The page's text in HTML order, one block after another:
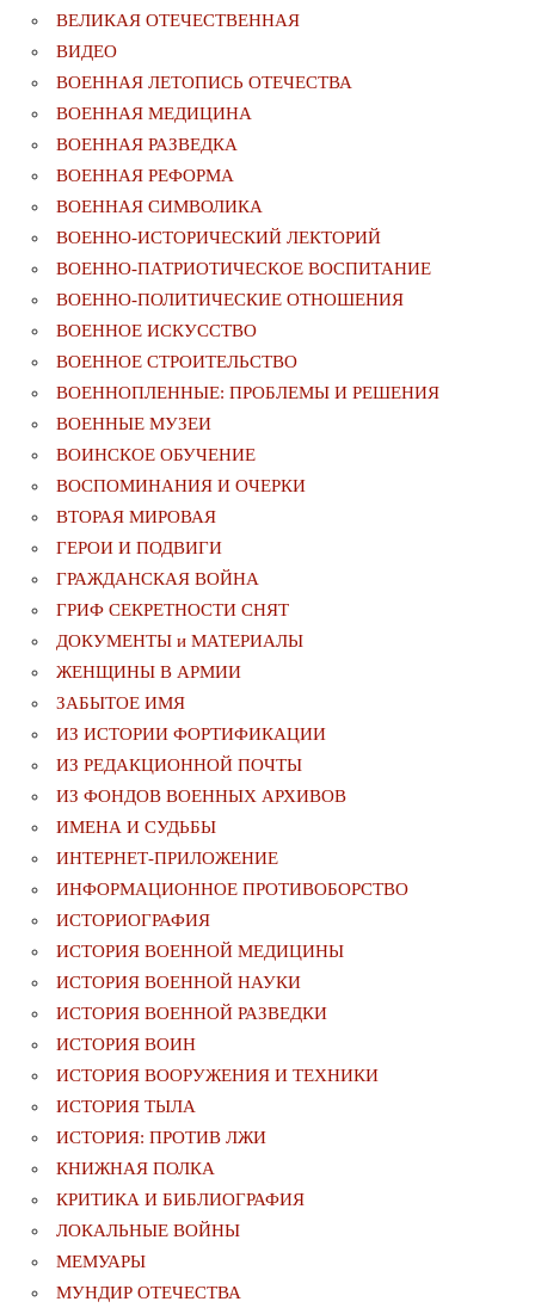
ВЕЛИКАЯ ОТЕЧЕСТВЕННАЯ
ВИДЕО
ВОЕННАЯ ЛЕТОПИСЬ ОТЕЧЕСТВА
ВОЕННАЯ МЕДИЦИНА
ВОЕННАЯ РАЗВЕДКА
ВОЕННАЯ РЕФОРМА
ВОЕННАЯ СИМВОЛИКА
ВОЕННО-ИСТОРИЧЕСКИЙ ЛЕКТОРИЙ
ВОЕННО-ПАТРИОТИЧЕСКОЕ ВОСПИТАНИЕ
ВОЕННО-ПОЛИТИЧЕСКИE ОТНОШЕНИЯ
ВОЕННОЕ ИСКУССТВО
ВОЕННОЕ СТРОИТЕЛЬСТВО
ВОЕННОПЛЕННЫЕ: ПРОБЛЕМЫ И РЕШЕНИЯ
ВОЕННЫЕ МУЗЕИ
ВОИНСКОЕ ОБУЧЕНИЕ
ВОСПОМИНАНИЯ И ОЧЕРКИ
ВТОРАЯ МИРОВАЯ
ГЕРОИ И ПОДВИГИ
ГРАЖДАНСКАЯ ВОЙНА
ГРИФ СЕКРЕТНОСТИ СНЯТ
ДОКУМЕНТЫ и МАТЕРИАЛЫ
ЖЕНЩИНЫ В АРМИИ
ЗАБЫТОЕ ИМЯ
ИЗ ИСТОРИИ ФОРТИФИКАЦИИ
ИЗ РЕДАКЦИОННОЙ ПОЧТЫ
ИЗ ФОНДОВ ВОЕННЫХ АРХИВОВ
ИМЕНА И СУДЬБЫ
ИНТЕРНЕТ-ПРИЛОЖЕНИЕ
ИНФОРМАЦИОННОЕ ПРОТИВОБОРСТВО
ИСТОРИОГРАФИЯ
ИСТОРИЯ ВОЕННОЙ МЕДИЦИНЫ
ИСТОРИЯ ВОЕННОЙ НАУКИ
ИСТОРИЯ ВОЕННОЙ РАЗВЕДКИ
ИСТОРИЯ ВОИН
ИСТОРИЯ ВООРУЖЕНИЯ И ТЕХНИКИ
ИСТОРИЯ ТЫЛА
ИСТОРИЯ: ПРОТИВ ЛЖИ
КНИЖНАЯ ПОЛКА
КРИТИКА И БИБЛИОГРАФИЯ
ЛОКАЛЬНЫЕ ВОЙНЫ
МЕМУАРЫ
МУНДИР ОТЕЧЕСТВА